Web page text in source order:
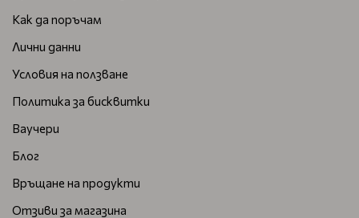
Как да поръчам
Лични данни
Условия на ползване
Политика за бисквитки
Ваучери
Блог
Връщане на продукти
Отзиви за магазина